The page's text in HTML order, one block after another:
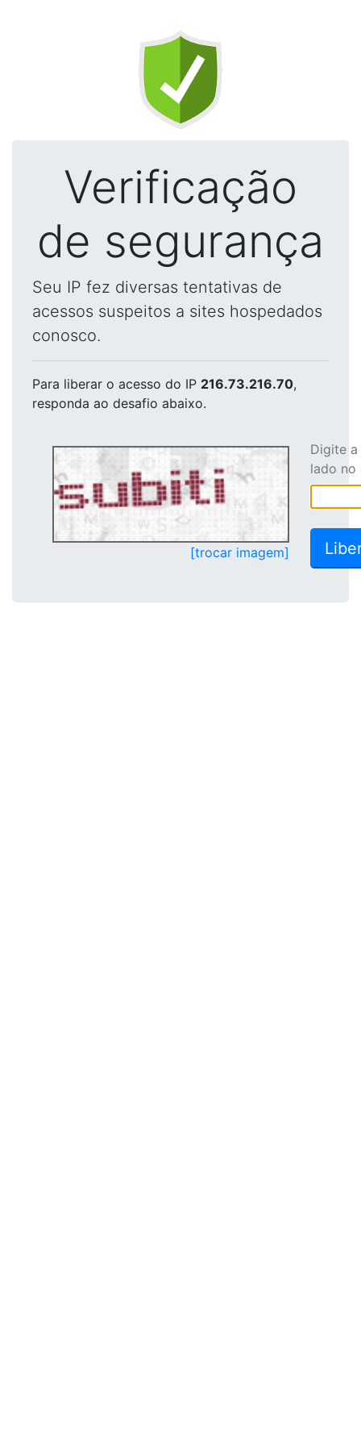
Verificação
de segurança
Seu IP fez diversas tentativas de
acessos suspeitos a sites hospedados
conosco.
Para liberar o acesso do IP 216.73.216.70,
responda ao desafio abaixo.
[trocar imagem]
Digite
lado no